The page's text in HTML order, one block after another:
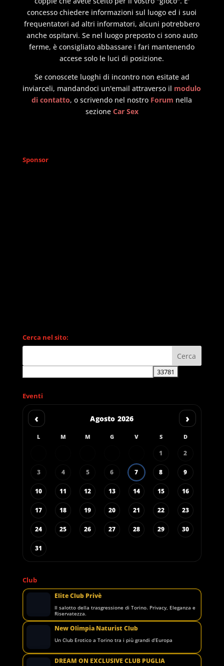
concesso chiedere informazioni sul luogo ed i suoi
frequentatori ad altri informatori, alcuni potrebbero
anche ospitarvi. Se nel luogo preposto ci sono auto
ferme, è consigliato abbassare i fari mantenendo
accese solo le luci di posizione.
Se conoscete luoghi di incontro non esitate ad
inviarceli, mandandoci un'email attraverso il modulo
di contatto, o scrivendo nel nostro Forum nella
sezione Car Sex
Sponsor
Cerca nel sito:
Eventi
‹ Agosto 2026 ›
L M M G V S D
1 2
3 4 5 6 7 8 9
10 11 12 13 14 15 16
17 18 19 20 21 22 23
24 25 26 27 28 29 30
31
Club
Elite Club Privè
Il salotto della trasgressione di Torino. Privacy, Eleganza e
Riservatezza.
New Olimpia Naturist Club
Un Club Erotico a Torino tra i più grandi d’Europa
DREAM ON EXCLUSIVE CLUB PUGLIA